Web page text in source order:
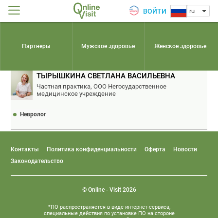
ВОЙТИ ru
Партнеры Мужское здоровье Женское здоровье
ТЫРЫШКИНА СВЕТЛАНА ВАСИЛЬЕВНА
Частная практика, ООО Негосударственное
медицинское учреждение
Невролог
Контакты Политика конфиденциальности Оферта
Новости
Законодательство
© Online - Visit 2026
*ПО распространяется в виде интернет-сервиса,
специальные действия по установке ПО на стороне